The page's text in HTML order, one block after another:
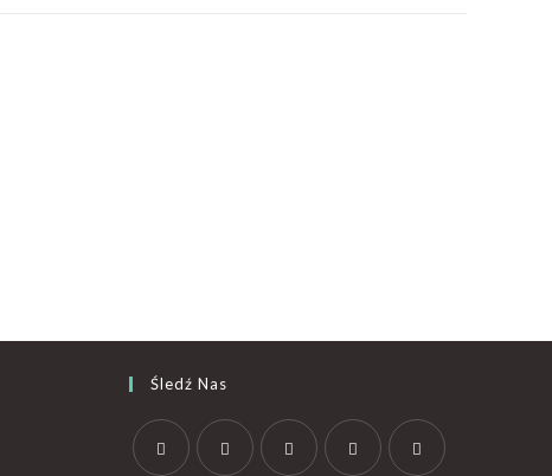
Śledź Nas